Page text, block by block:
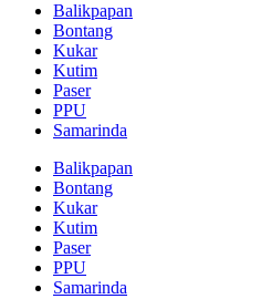
Balikpapan
Bontang
Kukar
Kutim
Paser
PPU
Samarinda
Balikpapan
Bontang
Kukar
Kutim
Paser
PPU
Samarinda